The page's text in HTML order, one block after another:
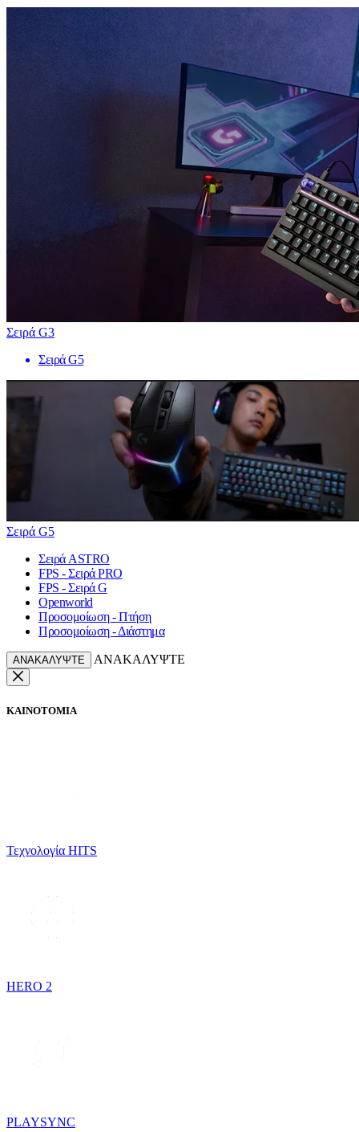
Σειρά G3
Σειρά G5
Σειρά G5
Σειρά ASTRO
FPS - Σειρά PRO
FPS - Σειρά G
Openworld
Προσομοίωση - Πτήση
Προσομοίωση - Διάστημα
ΑΝΑΚΑΛΥΨΤΕ ΑΝΑΚΑΛΥΨΤΕ
ΚΑΙΝΟΤΟΜΙΑ
Τεχνολογία HITS
HERO 2
PLAYSYNC